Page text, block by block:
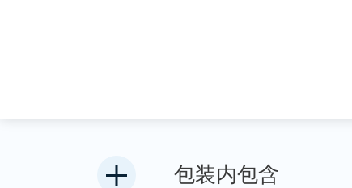
包装内包含